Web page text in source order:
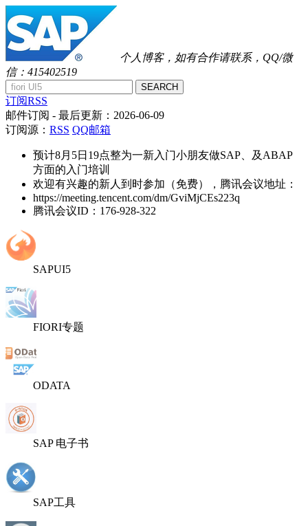
个人博客，如有合作请联系，QQ/微
信：415402519
SEARCH
订阅RSS
邮件订阅 - 最后更新： 2026-06-09
订阅源： RSS QQ邮箱
预计8月5日19点整为一新入门小朋友做SAP、及ABAP
方面的入门培训
欢迎有兴趣的新人到时参加（免费），腾讯会议地址：
https://meeting.tencent.com/dm/GviMjCEs223q
腾讯会议ID：176-928-322
SAPUI5
FIORI专题
ODATA
SAP 电子书
SAP工具